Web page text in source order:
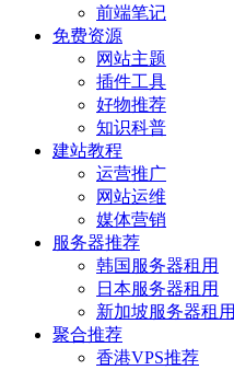
前端笔记
免费资源
网站主题
插件工具
好物推荐
知识科普
建站教程
运营推广
网站运维
媒体营销
服务器推荐
韩国服务器租用
日本服务器租用
新加坡服务器租用
聚合推荐
香港VPS推荐